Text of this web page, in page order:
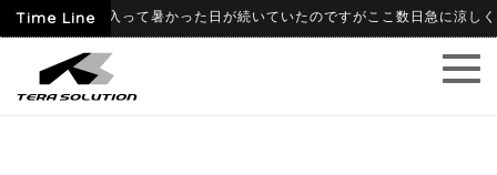
Time Line
09 6月に入って暑かった日が続いていたのですがここ数日急に涼しく